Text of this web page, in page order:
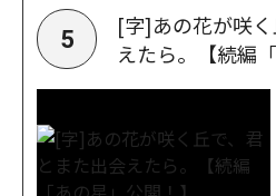
5
[字]あの花が咲
えたら。【続編